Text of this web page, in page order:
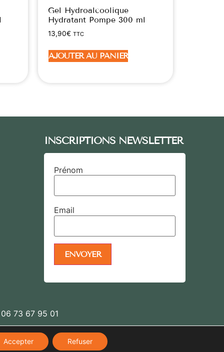
Gel Hydroalcoolique
Hydratant Pompe 300 ml
13,90€ TTC
AJOUTER AU PANIER
INSCRIPTIONS NEWSLETTER
Prénom
Email
73 67 95 01
Accepter Refuser